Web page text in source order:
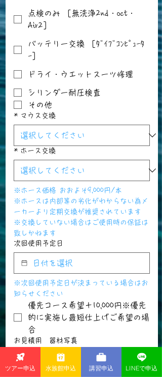
点検のみ ［無洗浄2nd・oct・
Air2］
バッテリー交換 ［ﾀﾞｲﾌﾞｺﾝﾋﾟｭｰﾀ
ｰ］
ドライ・ウエットスーツ修理
シリンダー耐圧検査
その他
* マウス交換
* ホース交換
※ホース価格 おおよそ9,000円/本
※ホースは内部等の劣化がわからない為メ
ーカーより定期交換が推奨されています
※交換していない場合はご使用時の保証は
致しかねます
次回使用予定日
※次回使用予定日が決まっている場合はお
知らせください
優先コース希望＋10,000円※優先
的に実施し最短仕上げご希望の場
合
お見積用 器材写真
写真をアップロード
ツアー申込 水族館申込 講習申込 LINEで申込